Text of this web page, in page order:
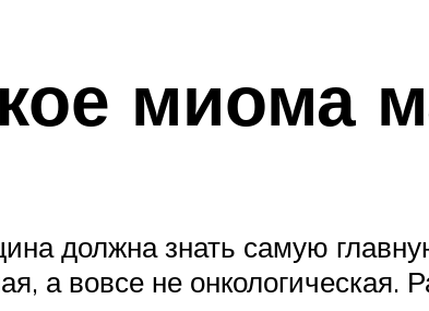
миома
должна знать самую
а вовсе не